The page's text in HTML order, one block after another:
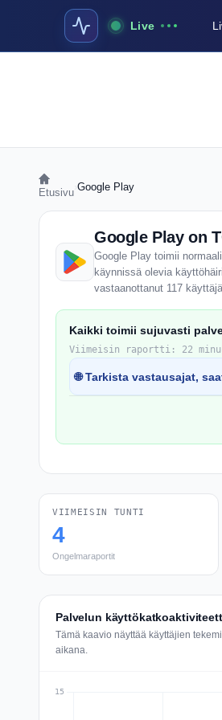
Live
Etusivu Google Play
Google Play on
Google Play toimii
käynnissä olevia
vastaanottanut 117
Kaikki toimii sujuvasti
Viimeisin raportti: 22
🌐 Tarkista vastausajat,
VIIMEISIN TUNTI
4
Ongelmaraportit
Palvelun
Tämä kaavio näyttää käyttäjien
aikana.